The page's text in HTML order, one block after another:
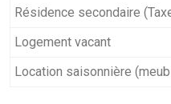
Résidence secondaire
Logement vacant
Location saisonnière